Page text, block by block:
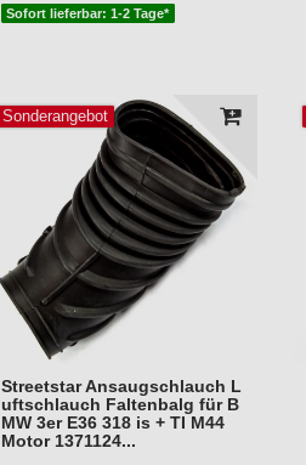
Sofort lieferbar: 1-2 Tage*
Sonderangebot
Streetstar Ansaugschlauch L
uftschlauch Faltenbalg für B
MW 3er E36 318 is + TI M44
Motor 1371124...